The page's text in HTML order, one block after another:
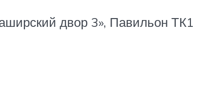
двор 3», Павильон ТК1